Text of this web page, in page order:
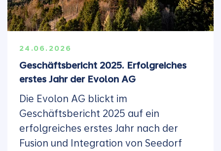
24.06.2026
Geschäftsbericht 2025. Erfolgreiches
erstes Jahr der Evolon AG
Die Evolon AG blickt im
Geschäftsbericht 2025 auf ein
erfolgreiches erstes Jahr nach der
Fusion und Integration von Seedorf